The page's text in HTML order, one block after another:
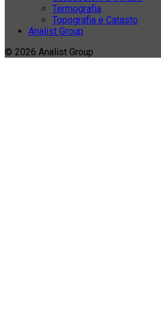
Termografia
Topografia e Catasto
Analist Group
© 2026 Analist Group